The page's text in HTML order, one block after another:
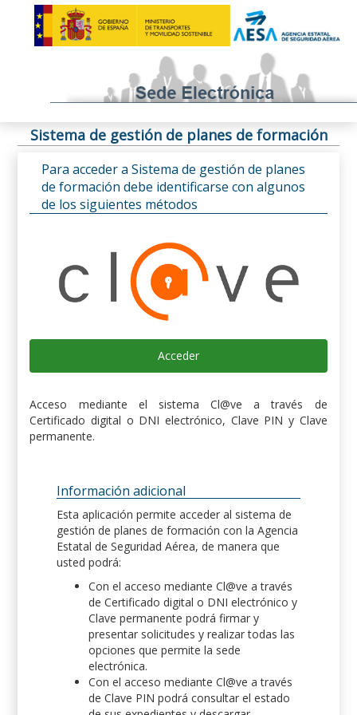
Sistema de gestión de planes de formación
Para acceder a Sistema de gestión de planes
de formación debe identificarse con algunos
de los siguientes métodos
Acceder
Acceso mediante el sistema Cl@ve a través de
Certificado digital o DNI electrónico, Clave PIN y Clave
permanente.
Información adicional
Esta aplicación permite acceder al sistema de
gestión de planes de formación con la Agencia
Estatal de Seguridad Aérea, de manera que
usted podrá:
Con el acceso mediante Cl@ve a través
de Certificado digital o DNI electrónico y
Clave permanente podrá firmar y
presentar solicitudes y realizar todas las
opciones que permite la sede
electrónica.
Con el acceso mediante Cl@ve a través
de Clave PIN podrá consultar el estado